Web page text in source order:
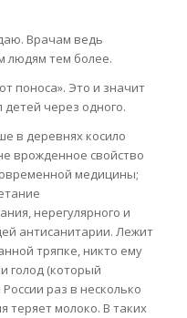
Врачам ведь
людям тем более.
поноса». Это и значит
детей через одного.
в деревнях косило
врожденное свойство
медицины;
нерегулярного и
антисанитарии. Лежит
тряпке, никто ему
голод (который
раз в несколько
теряет молоко. В таких